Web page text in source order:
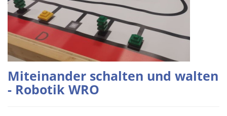
Miteinander schalten und walten
- Robotik WRO